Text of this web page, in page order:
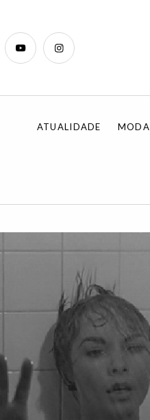
ATUALIDADE MODA